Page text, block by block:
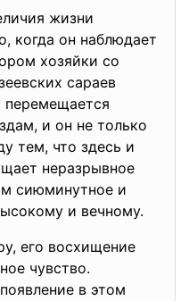
жизни
когда он наблюдает
хозяйки со
сараев
перемещается
и он не только
тем, что здесь и
неразрывное
сиюминутное и
и вечному.
его восхищение
чувство.
в этом